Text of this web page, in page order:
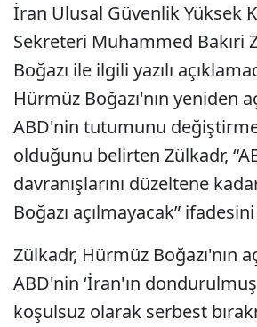
İran Ulusal Güvenlik Yüksek
Sekreteri Muhammed Bakıri
Boğazı ile ilgili yazılı
Hürmüz Boğazı'nın yeniden
ABD'nin tutumunu
olduğunu belirten Zülkadr,
davranışlarını düzeltene
Boğazı açılmayacak”
Zülkadr, Hürmüz Boğazı'nın
ABD'nin ‘İran'ın dondurulmuş
koşulsuz olarak serbest